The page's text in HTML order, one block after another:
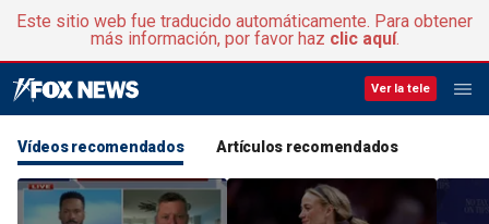
Este sitio web fue traducido automáticamente. Para obtener
más información, por favor haz clic aquí.
Ver la tele
Vídeos recomendados Artículos recomendados